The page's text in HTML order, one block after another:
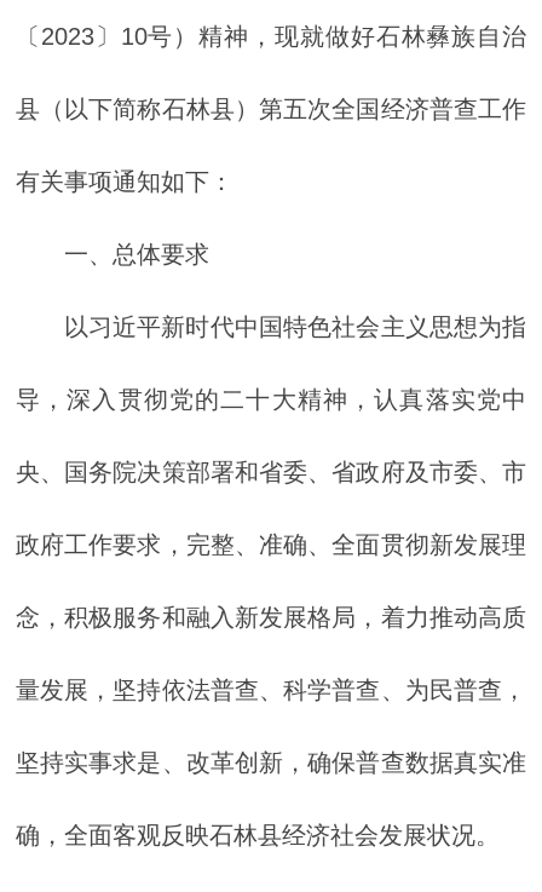
〔2023〕10号）精神，现就做好石林彝族自治
县（以下简称石林县）第五次全国经济普查工作
有关事项通知如下：
一、总体要求
以习近平新时代中国特色社会主义思想为指
导，深入贯彻党的二十大精神，认真落实党中
央、国务院决策部署和省委、省政府及市委、市
政府工作要求，完整、准确、全面贯彻新发展理
念，积极服务和融入新发展格局，着力推动高质
量发展，坚持依法普查、科学普查、为民普查，
坚持实事求是、改革创新，确保普查数据真实准
确，全面客观反映石林县经济社会发展状况。